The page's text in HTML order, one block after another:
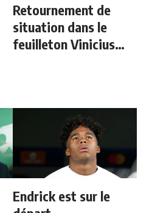
Retournement de
situation dans le
feuilleton Vinicius
Endrick est sur le